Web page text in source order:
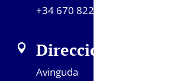
+34 670 822 785
 Dirección
Avinguda